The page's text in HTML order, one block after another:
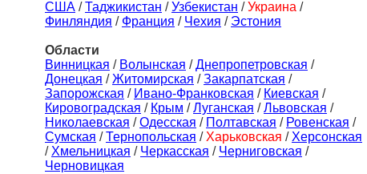
США /Таджикистан /Узбекистан /Украина /
Финляндия / Франция / Чехия / Эстония
Области
Винницкая / Волынская /Днепропетровская /
Донецкая /Житомирская /Закарпатская /
Запорожская / Ивано-Франковская / Киевская /
Кировоградская / Крым /Луганская /Львовская /
Николаевская /Одесская / Полтавская / Ровенская /
Сумская /Тернопольская / Харьковская / Херсонская
/ Хмельницкая / Черкасская / Черниговская /
Черновицкая